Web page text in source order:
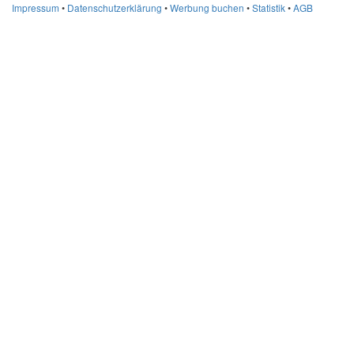
Impressum • Datenschutzerklärung •Werbung buchen •Statistik•AGB